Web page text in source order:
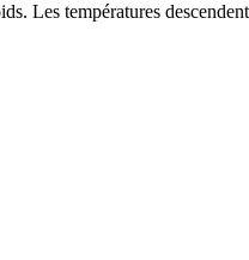
Les températures